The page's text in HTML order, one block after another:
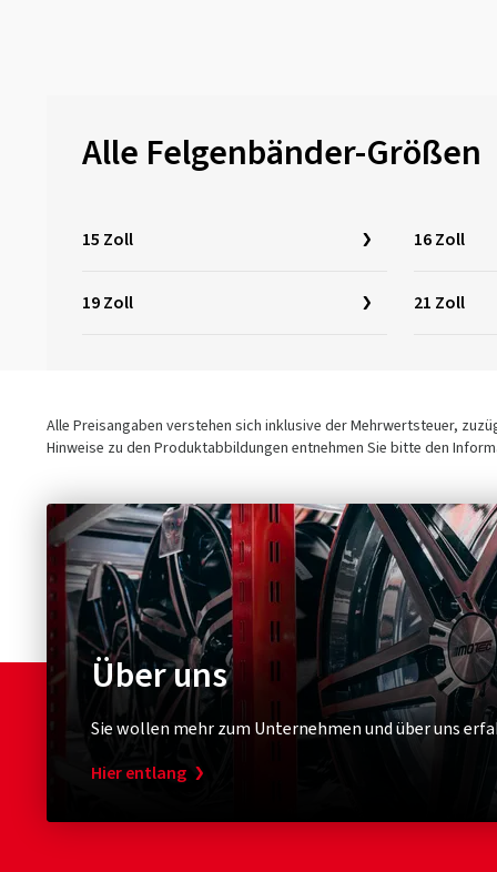
Alle Felgenbänder-Größen
15 Zoll 16 Zoll
19 Zoll 21 Zoll
Alle Preisangaben verstehen sich inklusive der Mehrwertsteuer,
Hinweise zu den Produktabbildungen entnehmen Sie bitte den
Über uns
Sie wollen mehr zum Unternehmen und über uns
Hier entlang